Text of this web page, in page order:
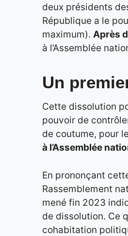
deux présidents
République a le
maximum). Après
à l’Assemblée
Un
Cette dissolution
pouvoir de
de coutume, pour
à l’Assemblée
En prononçant
Rassemblement
mené fin 2023
de dissolution. Ce
cohabitation